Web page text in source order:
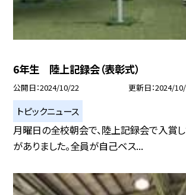
6年生 陸上記録会（表彰式）
公開日 2024/10/22 更新日 2024/
トピックニュース
月曜日の全校朝会で、陸上記録会で入賞
がありました。全員が自己ベス...